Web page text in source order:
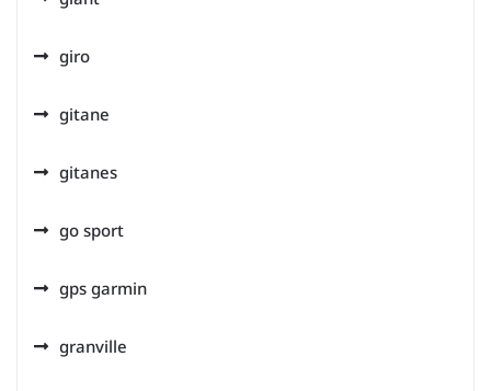
giro
gitane
gitanes
go sport
gps garmin
granville